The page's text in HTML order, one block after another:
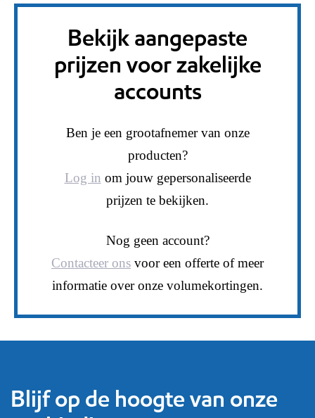
Bekijk aangepaste
prijzen voor zakelijke
accounts
Ben je een grootafnemer van onze
producten?
Log in om jouw gepersonaliseerde
prijzen te bekijken.
Nog geen account?
Contacteer ons voor een offerte of meer
informatie over onze volumekortingen.
Blijf op de hoogte van onze